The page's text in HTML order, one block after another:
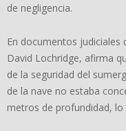
de negligencia.
En documentos judiciales
David Lochridge, afirma
de la seguridad del
de la nave no estaba
metros de profundidad,